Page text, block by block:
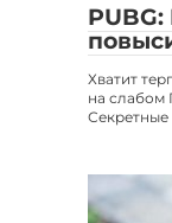
Хватит
на слабом
Секретные